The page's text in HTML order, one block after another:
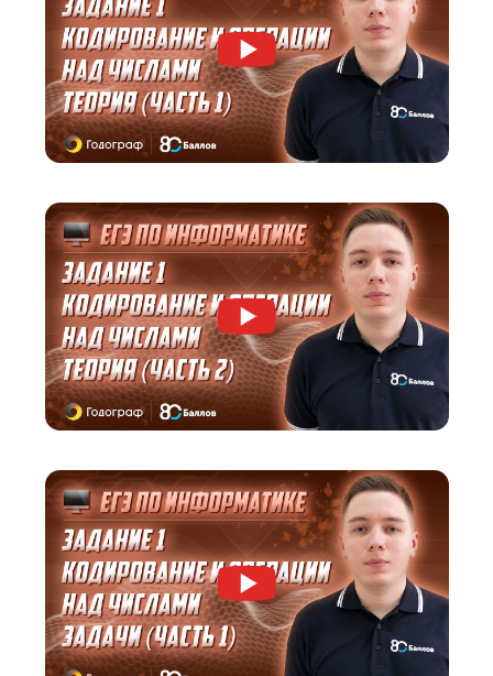
Мини-группа до 8 человек
по уровню знаний, но во время обучения он может
более сильную группу.
Посмотрите, как мы объясняем материал.
Вы бесплатно получите видеокурс от
эксперта по ОГЭ по информатике